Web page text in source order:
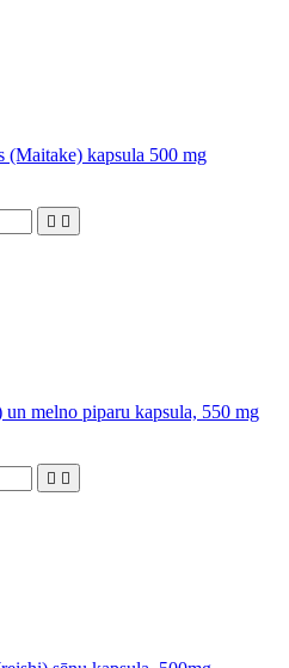
(Maitake) kapsula 500 mg
 
melno piparu kapsula, 550 mg
 